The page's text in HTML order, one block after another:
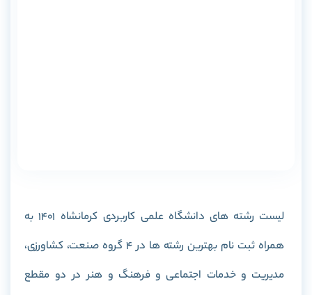
لیست رشته های دانشگاه علمی کاربردی کرمانشاه 1401 به
همراه ثبت نام بهترین رشته ها در 4 گروه صنعت، کشاورزی،
مدیریت و خدمات اجتماعی و فرهنگ و هنر در دو مقطع